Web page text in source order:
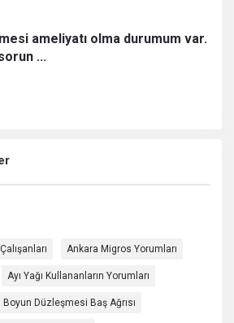
ameliyatı olma durumum var.
...
Ankara Migros Yorumları
Ayı Yağı Kullananların Yorumları
Boyun Düzleşmesi Baş Ağrısı